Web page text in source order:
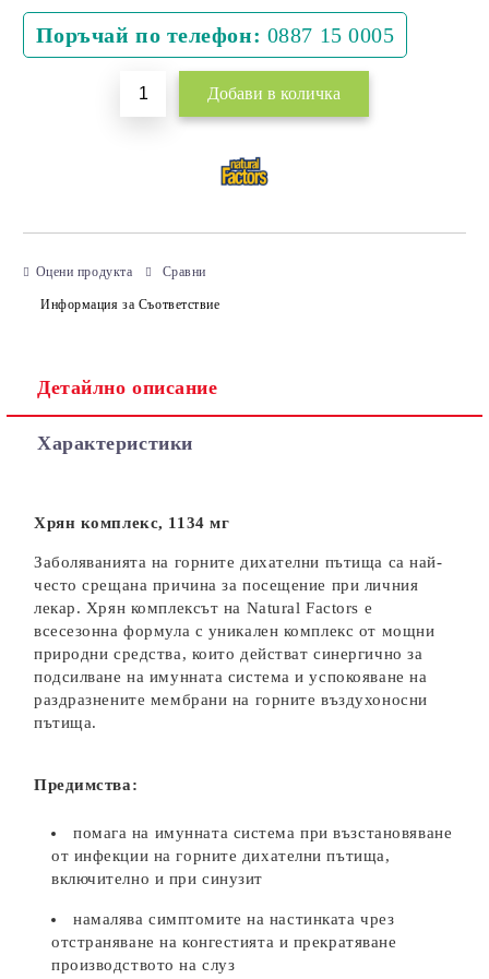
Поръчай по телефон: 0887 15 0005
Оцени продукта Сравни
Информация за Съответствие
Детайлно описание
Характеристики
Хрян комплекс, 1134 мг
Заболяванията на горните дихателни пътища са най-
често срещана причина за посещение при личния
лекар. Хрян комплексът на Natural Factors е
всесезонна формула с уникален комплекс от мощни
природни средства, които действат синергично за
подсилване на имунната система и успокояване на
раздразнените мембрани на горните въздухоносни
пътища.
Предимства:
помага на имунната система при възстановяване
от инфекции на горните дихателни пътища,
включително и при синузит
намалява симптомите на настинката чрез
отстраняване на конгестията и прекратяване
производството на слуз